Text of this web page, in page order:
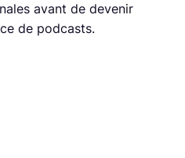
avant de devenir
de podcasts.